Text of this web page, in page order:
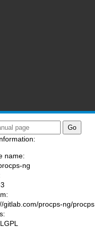
name:
ng
gitlab.com/procps-ng/procps